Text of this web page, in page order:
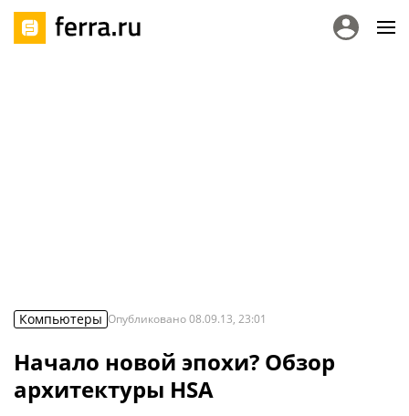
Компьютеры Опубликовано08.09.13, 23:01
Начало новой эпохи? Обзор
архитектуры HSA